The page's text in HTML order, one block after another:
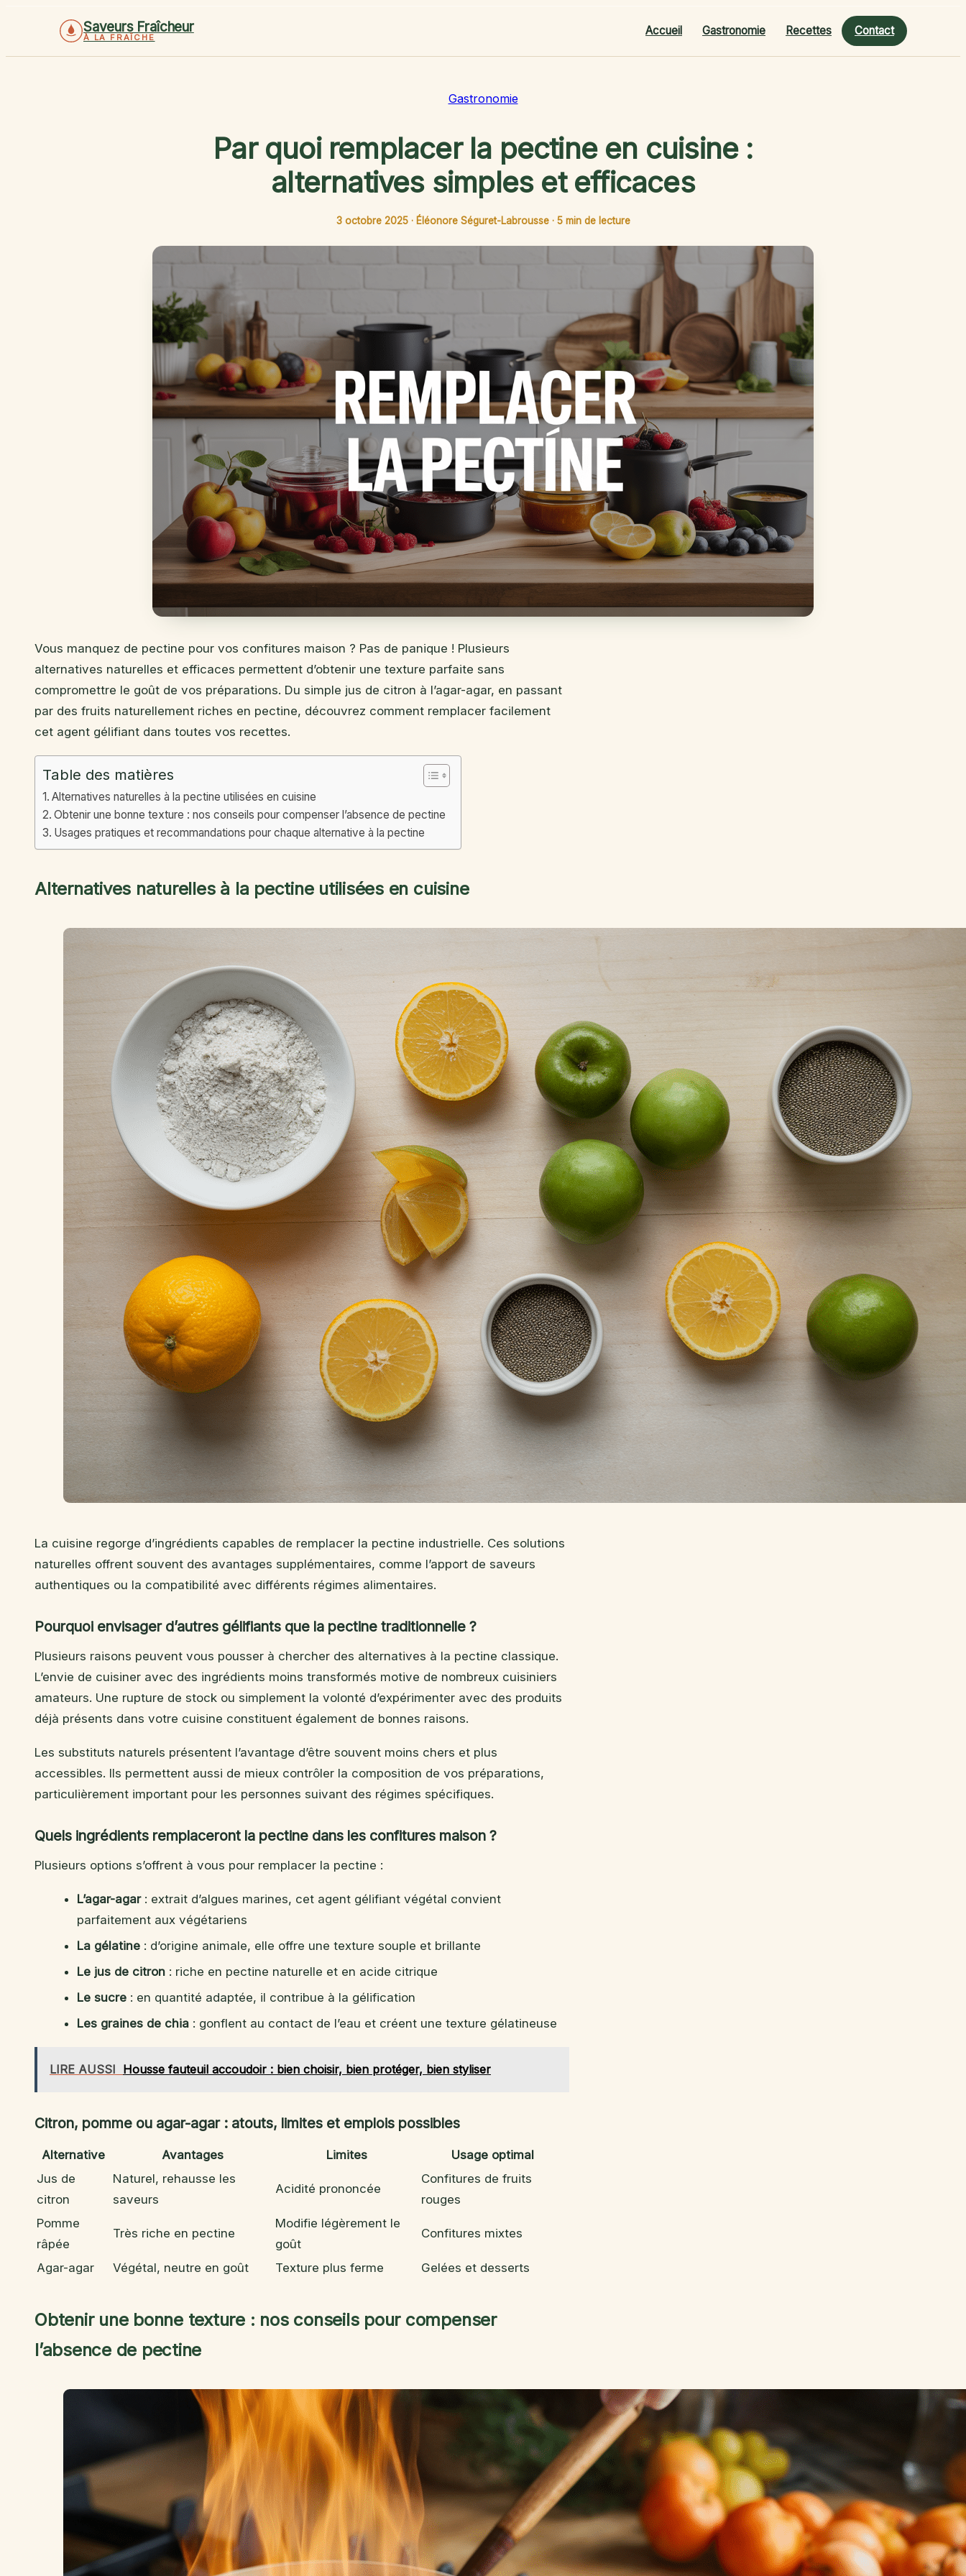
Saveurs Fraîcheur
À LA FRAÎCHE Accueil Gastronomie Recettes Contact
Gastronomie
Par quoi remplacer la pectine en cuisine :
alternatives simples et efficaces
3 octobre 2025 · Éléonore Séguret-Labrousse · 5 min de lecture
Vous manquez de pectine pour vos confitures maison ? Pas de panique ! Plusieurs
alternatives naturelles et efficaces permettent d’obtenir une texture parfaite sans
compromettre le goût de vos préparations. Du simple jus de citron à l’agar-agar, en passant
par des fruits naturellement riches en pectine, découvrez comment remplacer facilement
cet agent gélifiant dans toutes vos recettes.
Table des matières
Alternatives naturelles à la pectine utilisées en cuisine
Obtenir une bonne texture : nos conseils pour compenser l’absence de pectine
Usages pratiques et recommandations pour chaque alternative à la pectine
Alternatives naturelles à la pectine utilisées en cuisine
La cuisine regorge d’ingrédients capables de remplacer la pectine industrielle. Ces solutions
naturelles offrent souvent des avantages supplémentaires, comme l’apport de saveurs
authentiques ou la compatibilité avec différents régimes alimentaires.
Pourquoi envisager d’autres gélifiants que la pectine traditionnelle ?
Plusieurs raisons peuvent vous pousser à chercher des alternatives à la pectine classique.
L’envie de cuisiner avec des ingrédients moins transformés motive de nombreux cuisiniers
amateurs. Une rupture de stock ou simplement la volonté d’expérimenter avec des produits
déjà présents dans votre cuisine constituent également de bonnes raisons.
Les substituts naturels présentent l’avantage d’être souvent moins chers et plus
accessibles. Ils permettent aussi de mieux contrôler la composition de vos préparations,
particulièrement important pour les personnes suivant des régimes spécifiques.
Quels ingrédients remplaceront la pectine dans les confitures maison ?
Plusieurs options s’offrent à vous pour remplacer la pectine :
L’agar-agar: extrait d’algues marines, cet agent gélifiant végétal convient
parfaitement aux végétariens
La gélatine: d’origine animale, elle offre une texture souple et brillante
Le jus de citron: riche en pectine naturelle et en acide citrique
Le sucre: en quantité adaptée, il contribue à la gélification
Les graines de chia: gonflent au contact de l’eau et créent une texture gélatineuse
LIRE AUSSI Housse fauteuil accoudoir : bien choisir, bien protéger, bien styliser
Citron, pomme ou agar-agar : atouts, limites et emplois possibles
Alternative Avantages Limites
Usage optimal
Jus de
citron
Naturel, rehausse les
saveurs
Acidité prononcée
Confitures de fruits
rouges
Pomme
râpée
Très riche en pectine
Modifie légèrement le
goût
Confitures mixtes
Agar-agar Végétal, neutre en goût Texture plus ferme Gelées et desserts
Obtenir une bonne texture : nos conseils pour compenser
l’absence de pectine